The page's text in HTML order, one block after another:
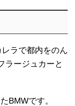
ラで都内をのん
ラージュカーと
BMWです。